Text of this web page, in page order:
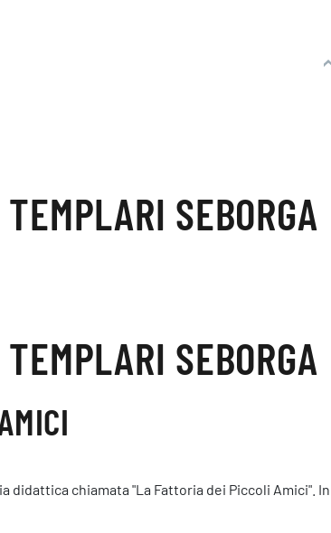
SEBORGA
SEBORGA
didattica chiamata "La Fattoria dei Piccoli